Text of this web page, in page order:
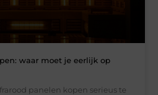
waar moet je eerlijk op
panelen kopen serieus te